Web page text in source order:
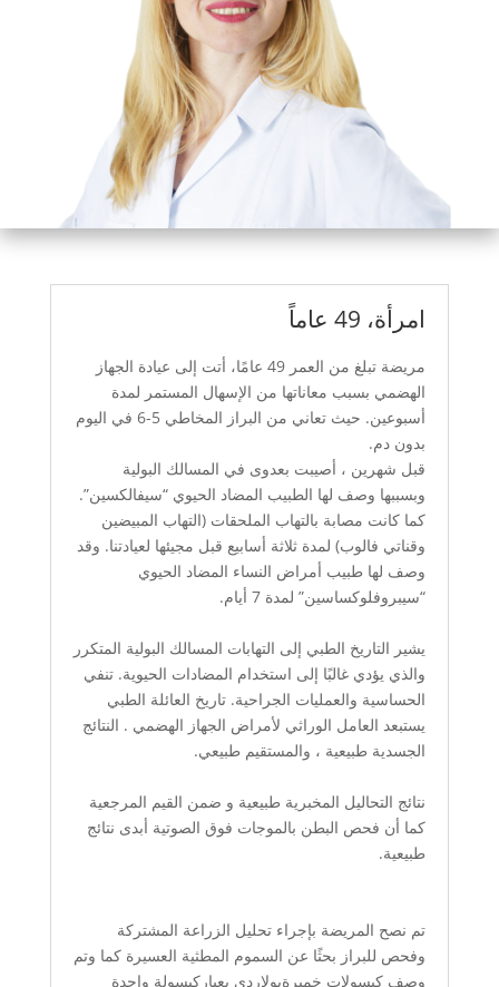
امرأة، 49 عاماً
مريضة تبلغ من العمر 49 عامًا، أتت إلى عيادة الجهاز
الهضمي بسبب معاناتها من الإسهال المستمر لمدة
أسبوعين. حيث تعاني من البراز المخاطي 5-6 في اليوم
بدون دم.
قبل شهرين ، أصيبت بعدوى في المسالك البولية
وبسببها وصف لها الطبيب المضاد الحيوي “سيفالكسين”.
كما كانت مصابة بالتهاب الملحقات (التهاب المبيضين
وقناتي فالوب) لمدة ثلاثة أسابيع قبل مجيئها لعيادتنا. وقد
وصف لها طبيب أمراض النساء المضاد الحيوي
“سيبروفلوكساسين” لمدة 7 أيام.
يشير التاريخ الطبي إلى التهابات المسالك البولية المتكرر
والذي يؤدي غالبًا إلى استخدام المضادات الحيوية. تنفي
الحساسية والعمليات الجراحية. تاريخ العائلة الطبي
يستبعد العامل الوراثي لأمراض الجهاز الهضمي . النتائج
الجسدية طبيعية ، والمستقيم طبيعي.
نتائج التحاليل المخبرية طبيعية و ضمن القيم المرجعية
كما أن فحص البطن بالموجات فوق الصوتية أبدى نتائج
طبيعية.
تم نصح المريضة بإجراء تحليل الزراعة المشتركة
وفحص للبراز بحثًا عن السموم المطثية العسيرة كما وتم
وصف كبسولات خميرةبولاردي بعياركبسولة واحدة